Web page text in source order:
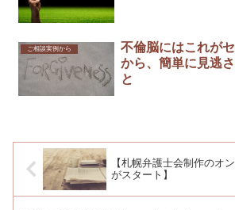
ご相談実例から
不倫脳にはこれが
から、簡単に見逃
と
【札幌弁護士会制作のオ
がスタート】